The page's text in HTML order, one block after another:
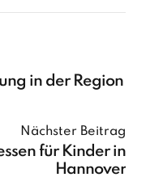
in der Region
Nächster Beitrag
für Kinder in
Hannover